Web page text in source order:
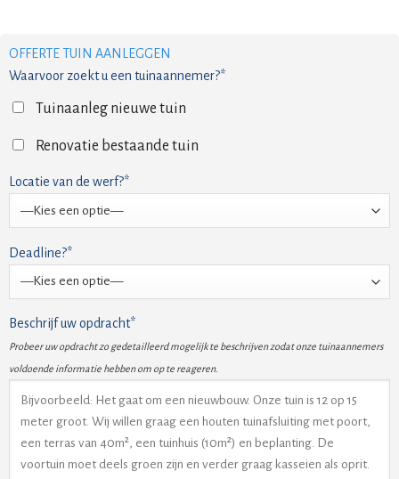
OFFERTE TUIN AANLEGGEN
Waarvoor zoekt u een tuinaannemer?*
Tuinaanleg nieuwe tuin
Renovatie bestaande tuin
Locatie van de werf?*
Deadline?*
Beschrijf uw opdracht*
Probeer uw opdracht zo gedetailleerd mogelijk te beschrijven zodat onze tuinaannemers
voldoende informatie hebben om op te reageren.